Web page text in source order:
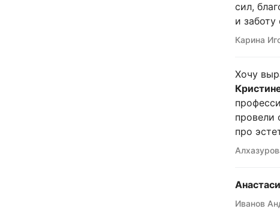
сил,
и
Карина
Хочу
провели
про
Иванов